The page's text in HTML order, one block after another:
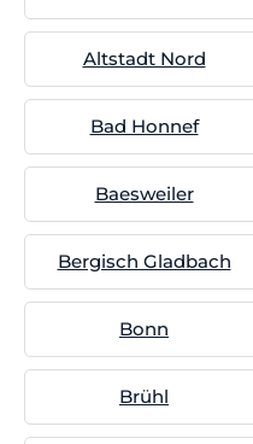
Altstadt Nord
Bad Honnef
Baesweiler
Bergisch Gladbach
Bonn
Brühl